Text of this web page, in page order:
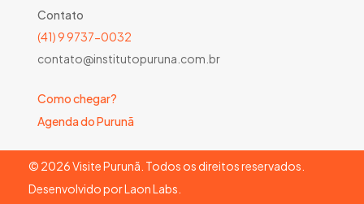
Contato
(41) 9 9737-0032
contato@institutopuruna.com.br
Como chegar?
Agenda do Purunã
© 2026Visite Purunã. Todos os direitos reservados.
Desenvolvido porLaon Labs